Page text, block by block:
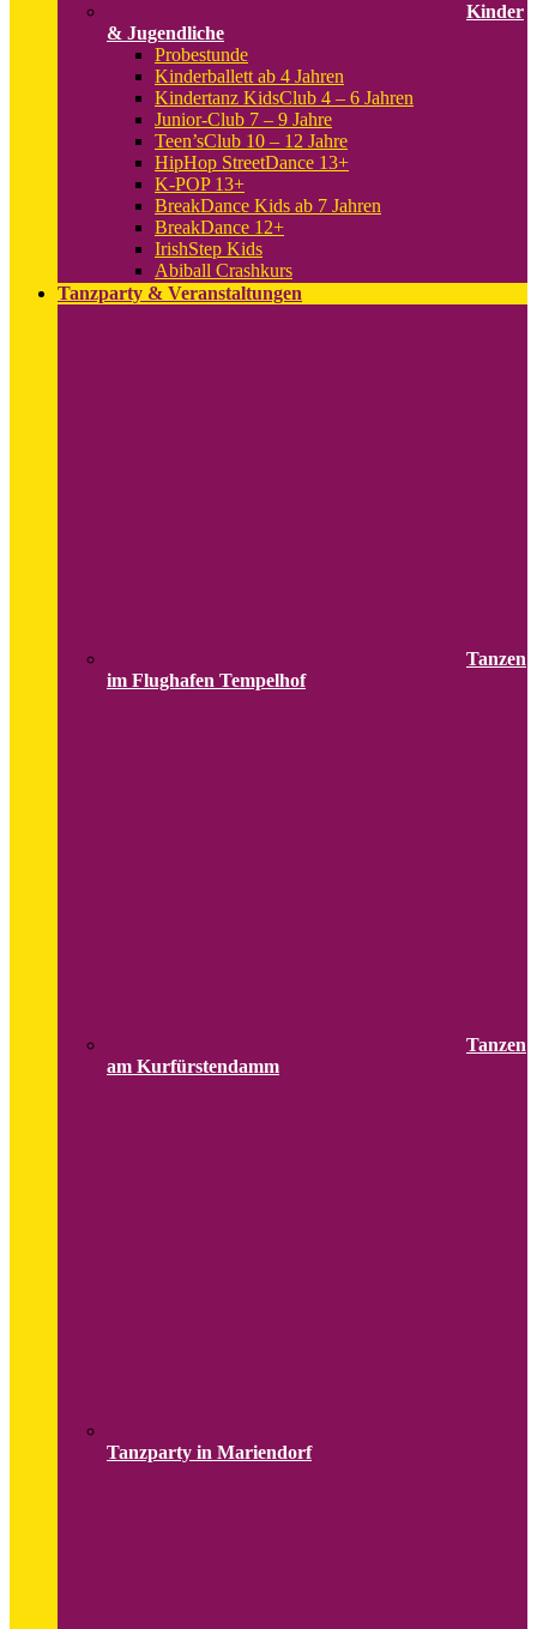
Kinder
& Jugendliche
Probestunde
Kinderballett ab 4 Jahren
Kindertanz KidsClub 4 – 6 Jahren
Junior-Club 7 – 9 Jahre
Teen’sClub 10 – 12 Jahre
HipHop StreetDance 13+
K-POP 13+
BreakDance Kids ab 7 Jahren
BreakDance 12+
IrishStep Kids
Abiball Crashkurs
Tanzparty & Veranstaltungen
Tanzen
im Flughafen Tempelhof
Tanzen
am Kurfürstendamm
Tanzparty in Mariendorf